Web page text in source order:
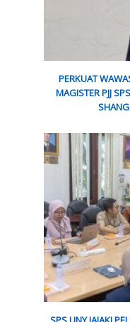
PERKUAT
MAGISTER PJJ